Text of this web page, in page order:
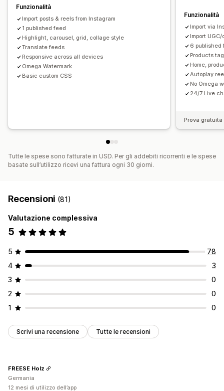
Pianificazione dei contenuti
Monitoraggio delle conversioni
Funzionalità
Import posts & reels from Instagram
1 published feed
Highlight, carousel, grid, collage style
Translate feeds
Responsive across all devices
Omega Watermark
Basic custom CSS
Funzionalità
Import via
Import
6 published
Products
Home,
Autoplay
No Omega
24/7 Live
Prova
Tutte le spese sono fatturate in USD. Per gli addebiti ricorrenti e le spese
basate sull’utilizzo ricevi una fattura ogni 30 giorni.
Recensioni (81)
Valutazione complessiva
5
5
78
4
3
3
0
2
0
1
0
Scrivi una recensione Tutte le recensioni
FREESE Holz
Germania
12 mesi di utilizzo dell’app